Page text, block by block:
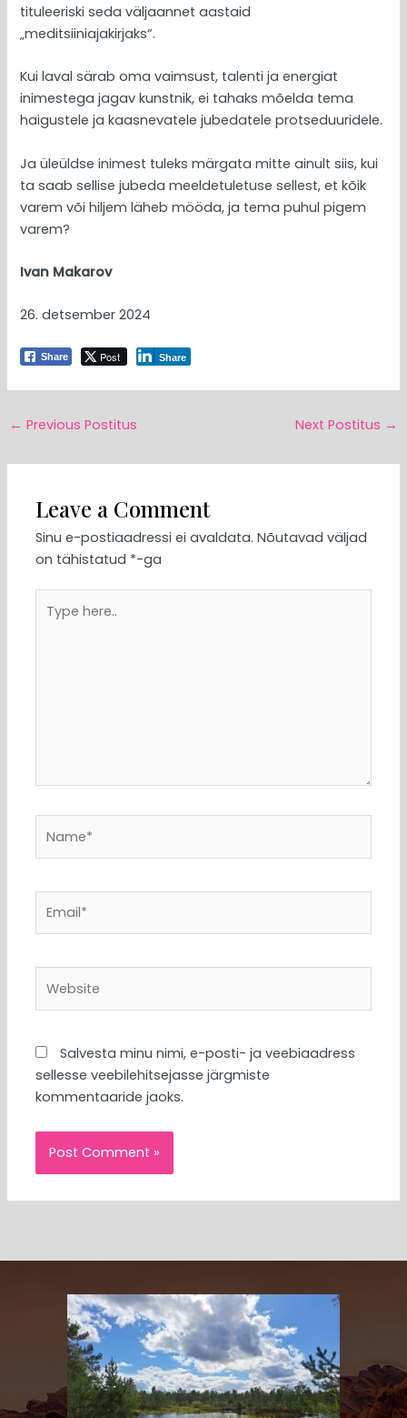
tituleeriski seda väljaannet aastaid
„meditsiiniajakirjaks“.
Kui laval särab oma vaimsust, talenti ja energiat
inimestega jagav kunstnik, ei tahaks mõelda tema
haigustele ja kaasnevatele jubedatele protseduuridele.
Ja üleüldse inimest tuleks märgata mitte ainult siis, kui
ta saab sellise jubeda meeldetuletuse sellest, et kõik
varem või hiljem läheb mööda, ja tema puhul pigem
varem?
Ivan Makarov
26. detsember 2024
Share Post Share
← Previous Postitus Next Postitus →
Leave a Comment
Sinu e-postiaadressi ei avaldata. Nõutavad väljad
on tähistatud *-ga
here..
Salvesta minu nimi, e-posti- ja veebiaadress
sellesse veebilehitsejasse järgmiste
kommentaaride jaoks.